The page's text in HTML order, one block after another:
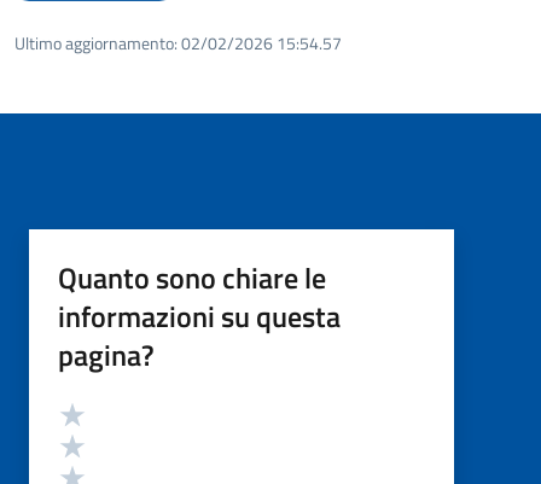
Ultimo aggiornamento:02/02/2026 15:54.57
Quanto sono chiare le
informazioni su questa
pagina?
Valutazione